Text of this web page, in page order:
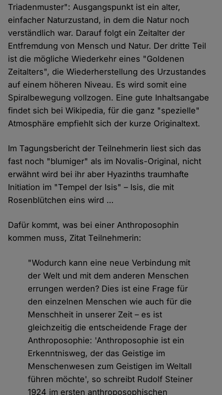
Triadenmuster": Ausgangspunkt ist ein alter,
einfacher Naturzustand, in dem die Natur noch
verständlich war. Darauf folgt ein Zeitalter der
Entfremdung von Mensch und Natur. Der dritte Teil
ist die mögliche Wiederkehr eines "Goldenen
Zeitalters", die Wiederherstellung des Urzustandes
auf einem höheren Niveau. Es wird somit eine
Spiralbewegung vollzogen. Eine gute Inhaltsangabe
findet sich bei Wikipedia, für die ganz "spezielle"
Atmosphäre empfiehlt sich der kurze Originaltext.
Im Tagungsbericht der Teilnehmerin liest sich das
fast noch "blumiger" als im Novalis-Original, nicht
erwähnt wird bei ihr aber Hyazinths traumhafte
Initiation im "Tempel der Isis" – Isis, die mit
Rosenblütchen eins wird …
Dafür kommt, was bei einer Anthroposophin
kommen muss, Zitat Teilnehmerin:
"Wodurch kann eine neue Verbindung mit
der Welt und mit dem anderen Menschen
errungen werden? Dies ist eine Frage für
den einzelnen Menschen wie auch für die
Menschheit in unserer Zeit – es ist
gleichzeitig die entscheidende Frage der
Anthroposophie: 'Anthroposophie ist ein
Erkenntnisweg, der das Geistige im
Menschenwesen zum Geistigen im Weltall
führen möchte', so schreibt Rudolf Steiner
1924 im ersten anthroposophischen